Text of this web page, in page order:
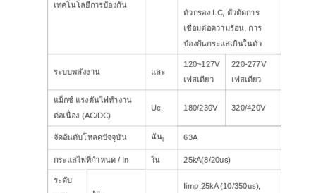
เทคโนโลยีการป้องกัน
ตัวกรอง LC, ตัวตัดการ
เชื่อมต่อความร้อน, การ
ป้องกันกระแสเกินในตัว
ระบบพลังงาน และ
120~127V
เฟสเดียว
220-277V
เฟสเดียว
แม็กซ์ แรงดันไฟทำงาน
ต่อเนื่อง (AC/DC)
Uc 180/230V 320/420V
จัดอันดับโหลดปัจจุบัน ฉันl 63A
กระแสไฟที่กำหนด / In ใน 25kA(8/20us)
ระดับ
Iimp:25kA (10/350us),